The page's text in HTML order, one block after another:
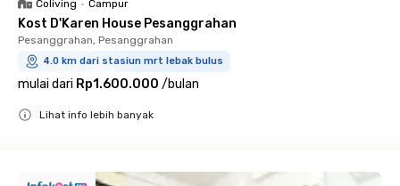
Coliving • Campur
Kost D'Karen House Pesanggrahan
Pesanggrahan, Pesanggrahan
4.0 km dari stasiun mrt lebak bulus
mulai dari Rp1.600.000 /bulan
Lihat info lebih banyak